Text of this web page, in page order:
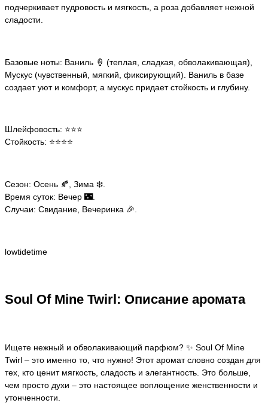
подчеркивает пудровость и мягкость, а роза добавляет нежной
сладости.
Базовые ноты: Ваниль 🍦 (теплая, сладкая, обволакивающая),
Мускус (чувственный, мягкий, фиксирующий). Ваниль в базе
создает уют и комфорт, а мускус придает стойкость и глубину.
Шлейфовость: ⭐️⭐️⭐️
Стойкость: ⭐️⭐️⭐️⭐️
Сезон: Осень 🍂, Зима ❄️.
Время суток: Вечер 🌃.
Случаи: Свидание, Вечеринка 🎉.
lowtidetime
Soul Of Mine Twirl: Описание аромата
Ищете нежный и обволакивающий парфюм? ✨ Soul Of Mine
Twirl – это именно то, что нужно! Этот аромат словно создан для
тех, кто ценит мягкость, сладость и элегантность. Это больше,
чем просто духи – это настоящее воплощение женственности и
утонченности.